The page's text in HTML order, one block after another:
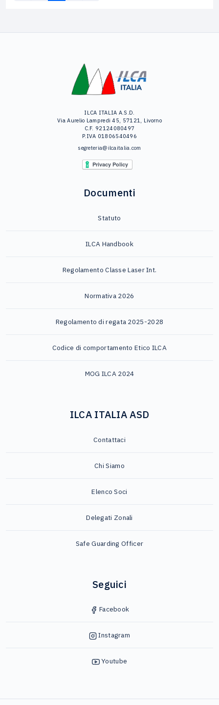
ILCA ITALIA A.S.D.
Via Aurelio Lampredi 45, 57121, Livorno
C.F. 92124080497
P.IVA 01806540496
segreteria@ilcaitalia.com
Documenti
Statuto
ILCA Handbook
Regolamento Classe Laser Int.
Normativa 2026
Regolamento di regata 2025-2028
Codice di comportamento Etico ILCA
MOG ILCA 2024
ILCA ITALIA ASD
Contattaci
Chi Siamo
Elenco Soci
Delegati Zonali
Safe Guarding Officer
Seguici
Facebook
Instagram
Youtube